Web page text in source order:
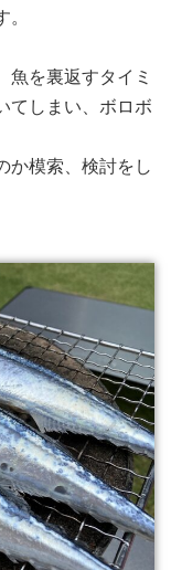
魚を裏返すタイミ
てしまい、ボロボ
か模索、検討をし